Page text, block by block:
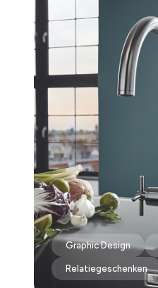
Graphic Design
Relatiegeschenken